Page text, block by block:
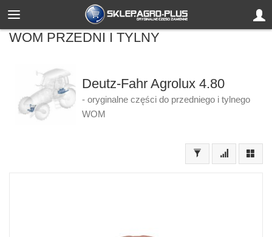
WOM PRZEDNI I TYLNY
Deutz-Fahr Agrolux 4.80
- oryginalne części do przedniego i tylnego
WOM